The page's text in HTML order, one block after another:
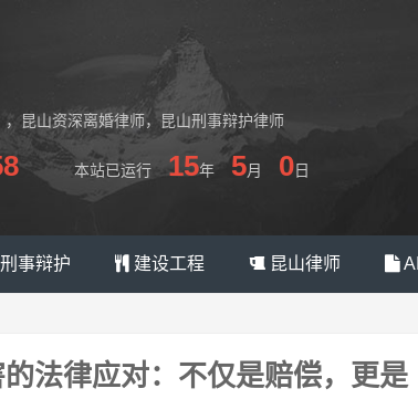
昆山资深离婚律师，昆山刑事辩护律师
本站已运行 15年 5月 0日
刑事辩护 建设工程 昆山律师
法律应对：不仅是赔偿，更是